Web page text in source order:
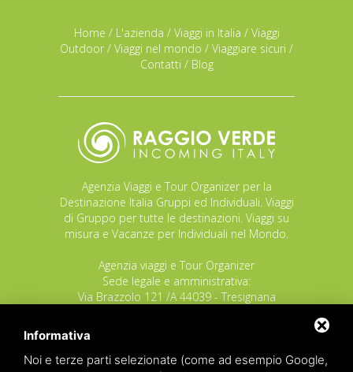
Home / L'azienda / Viaggi in Italia / Viaggi
Outdoor / Viaggi nel mondo / Viaggiare sicuri /
Contatti / Blog
Agenzia Viaggi e Tour Organizer per la
Destinazione Italia Gruppi ed Individuali. Viaggi
di Gruppo per tutte le destinazioni. Viaggi su
misura e Vacanze per Individuali nel Mondo.
Agenzia viaggi e Tour Organizer
Sede legale e amministrativa:
Via Brazzolo 121 /A 44039 - Tresignana
Informativa
Noi e terze parti selezionate (come ad esempio Google,